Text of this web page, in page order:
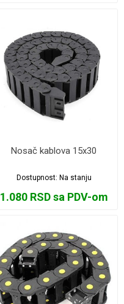
Nosač kablova 15x30
Dostupnost: Na stanju
1.080 RSD sa PDV-om